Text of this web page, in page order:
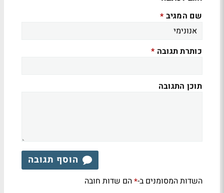
שם המגיב *
כותרת תגובה *
תוכן התגובה
הוסף תגובה
השדות המסומנים ב-*הם שדות חובה